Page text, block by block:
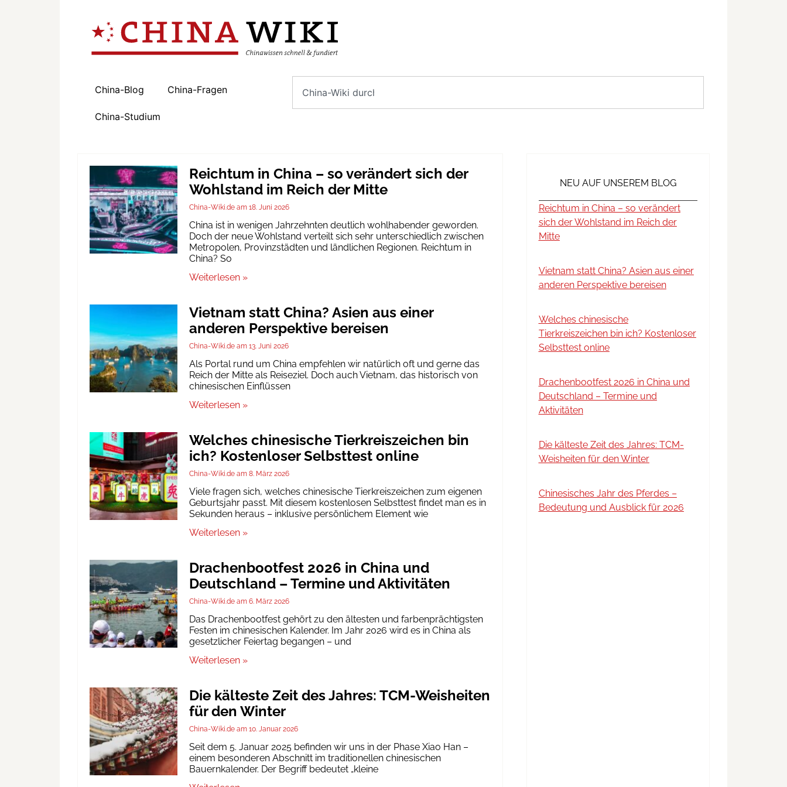
China-Blog China-Fragen
China-Studium
Reichtum in China – so verändert sich der
Wohlstand im Reich der Mitte
China-Wiki.de 18. Juni 2026
China ist in wenigen Jahrzehnten deutlich wohlhabender geworden.
Doch der neue Wohlstand verteilt sich sehr unterschiedlich zwischen
Metropolen, Provinzstädten und ländlichen Regionen. Reichtum in
China? So
Weiterlesen »
Vietnam statt China? Asien aus einer
anderen Perspektive bereisen
China-Wiki.de 13. Juni 2026
Als Portal rund um China empfehlen wir natürlich oft und gerne das
Reich der Mitte als Reiseziel. Doch auch Vietnam, das historisch von
chinesischen Einflüssen
Weiterlesen »
Welches chinesische Tierkreiszeichen bin
ich? Kostenloser Selbsttest online
China-Wiki.de 8. März 2026
Viele fragen sich, welches chinesische Tierkreiszeichen zum eigenen
Geburtsjahr passt. Mit diesem kostenlosen Selbsttest findet man es in
Sekunden heraus – inklusive persönlichem Element wie
Weiterlesen »
Drachenbootfest 2026 in China und
Deutschland – Termine und Aktivitäten
China-Wiki.de 6. März 2026
Das Drachenbootfest gehört zu den ältesten und farbenprächtigsten
Festen im chinesischen Kalender. Im Jahr 2026 wird es in China als
gesetzlicher Feiertag begangen – und
Weiterlesen »
Die kälteste Zeit des Jahres: TCM-Weisheiten
für den Winter
China-Wiki.de 10. Januar 2026
Seit dem 5. Januar 2025 befinden wir uns in der Phase Xiao Han –
einem besonderen Abschnitt im traditionellen chinesischen
Bauernkalender. Der Begriff bedeutet „kleine
NEU AUF UNSEREM BLOG
Reichtum in China – so verändert
sich der Wohlstand im Reich der
Mitte
Vietnam statt China? Asien aus einer
anderen Perspektive bereisen
Welches chinesische
Tierkreiszeichen bin ich? Kostenloser
Selbsttest online
Drachenbootfest 2026 in China und
Deutschland – Termine und
Aktivitäten
Die kälteste Zeit des Jahres: TCM-
Weisheiten für den Winter
Chinesisches Jahr des Pferdes –
Bedeutung und Ausblick für 2026